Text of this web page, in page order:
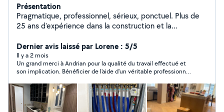
Présentation
Pragmatique, professionnel, sérieux, ponctuel. Plus de
25 ans d'expérience dans la construction et la
Dernier avis laissé par Lorene : 5/5
Il y a 2 mois
Un grand merci à Andrian pour la qualité du travail effectué et
son implication. Bénéficier de l'aide d'un véritable professionnel
est ponctuel, agréable et très efficace. je recommande +++